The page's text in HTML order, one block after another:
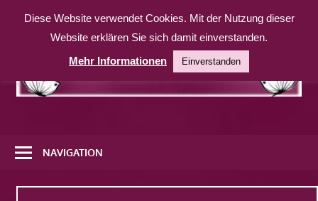
Inhalt
weitere
Website
NAVIGATION
Diese Website verwendet Cookies. Mit der Nutzung dieser
Website erklären Sie sich damit einverstanden.
Mehr Informationen
Einverstanden